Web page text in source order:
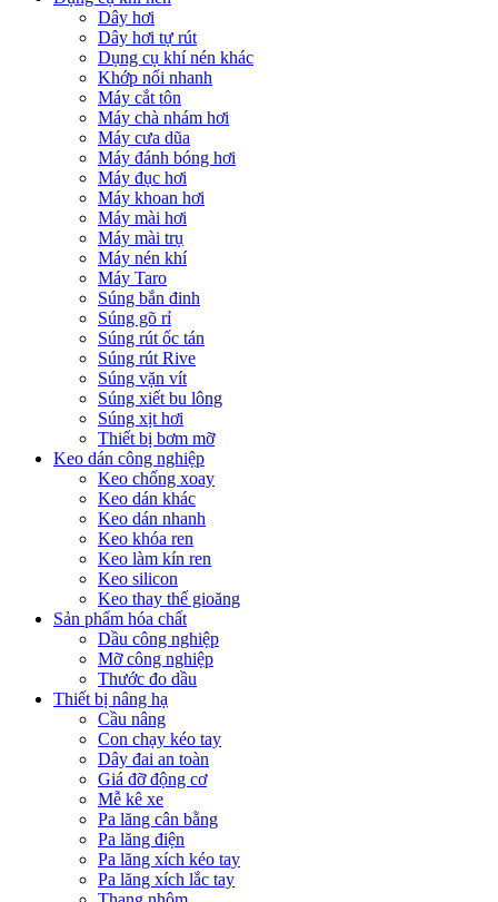
Dây hơi
Dây hơi tự rút
Dụng cụ khí nén khác
Khớp nối nhanh
Máy cắt tôn
Máy chà nhám hơi
Máy cưa dũa
Máy đánh bóng hơi
Máy đục hơi
Máy khoan hơi
Máy mài hơi
Máy mài trụ
Máy nén khí
Máy Taro
Súng bắn đinh
Súng gõ rỉ
Súng rút ốc tán
Súng rút Rive
Súng vặn vít
Súng xiết bu lông
Súng xịt hơi
Thiết bị bơm mỡ
Keo dán công nghiệp
Keo chống xoay
Keo dán khác
Keo dán nhanh
Keo khóa ren
Keo làm kín ren
Keo silicon
Keo thay thế gioăng
Sản phẩm hóa chất
Dầu công nghiệp
Mỡ công nghiệp
Thước đo dầu
Thiết bị nâng hạ
Cầu nâng
Con chạy kéo tay
Dây đai an toàn
Giá đỡ động cơ
Mễ kê xe
Pa lăng cân bằng
Pa lăng điện
Pa lăng xích kéo tay
Pa lăng xích lắc tay